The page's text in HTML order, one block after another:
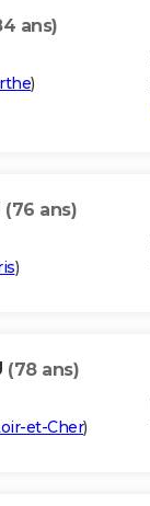
ans)
)
(76 ans)
)
(78 ans)
et-Cher)